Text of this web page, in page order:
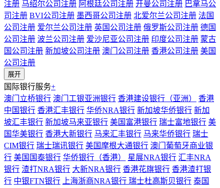
注册 马绍尔公司注册 阿根廷公司注册 开曼公司注册 巴拿马公
司注册 BVI公司注册 墨西哥公司注册 北爱尔兰公司注册 法国
公司注册 爱尔兰公司注册 英国公司注册 俄罗斯公司注册 德国
公司注册 波兰公司注册 爱沙尼亚公司注册 印度公司注册 蒙古
国公司注册 新加坡公司注册 澳门公司注册 香港公司注册 美国
公司注册
展开
国际银行服务+
澳门立桥银行 澳门工银亚洲银行 香港建设银行（亚洲）
香港
中国银行 香港汇丰银行 华侨NRA银行 新加坡华侨银行 新加
坡汇丰银行 新加坡马来亚银行 美国富港银行 瑞士富地银行 美
国华美银行 香港大新银行 马来汇丰银行 马来华侨银行 瑞士
CIM银行 瑞士瑞讯银行 美国摩根大通银行 澳门葡萄牙商业银
行 美国国泰银行 华侨银行（香港） 星展NRA银行 汇丰NRA
银行 渣打NRA银行 大新NRA银行 香港花旗银行 香港渣打银
行 中银FTN银行 上海浙商NRA银行 瑞士杜高斯贝银行 泰国